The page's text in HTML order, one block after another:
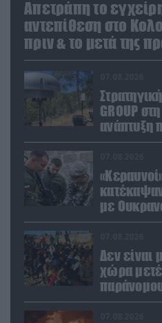
Απετράπη το
αντεπίθεση στο
πριν & το μετά της
(βίντεο)
GROUP
ανάπτυξη
με
Δεν είναι
χώρα